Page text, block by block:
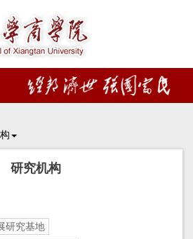
研究机构
研究基地